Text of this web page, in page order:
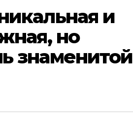
и
но
знаменитой